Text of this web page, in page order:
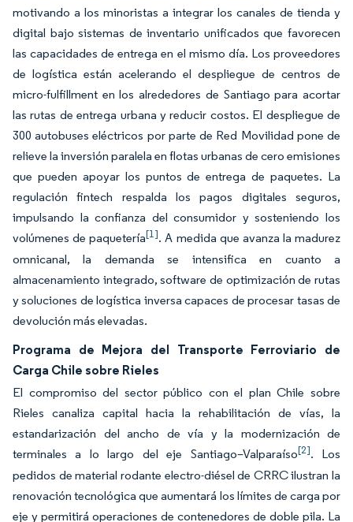
motivando a los minoristas a integrar los canales de tienda y
digital bajo sistemas de inventario unificados que favorecen
las capacidades de entrega en el mismo día. Los proveedores
de logística están acelerando el despliegue de centros de
micro-fulfillment en los alrededores de Santiago para acortar
las rutas de entrega urbana y reducir costos. El despliegue de
300 autobuses eléctricos por parte de Red Movilidad pone de
relieve la inversión paralela en flotas urbanas de cero emisiones
que pueden apoyar los puntos de entrega de paquetes. La
regulación fintech respalda los pagos digitales seguros,
impulsando la confianza del consumidor y sosteniendo los
volúmenes de paquetería[1]. A medida que avanza la madurez
omnicanal, la demanda se intensifica en cuanto a
almacenamiento integrado, software de optimización de rutas
y soluciones de logística inversa capaces de procesar tasas de
devolución más elevadas.
Programa de Mejora del Transporte Ferroviario de
Carga Chile sobre Rieles
El compromiso del sector público con el plan Chile sobre
Rieles canaliza capital hacia la rehabilitación de vías, la
estandarización del ancho de vía y la modernización de
terminales a lo largo del eje Santiago–Valparaíso[2]. Los
pedidos de material rodante electro-diésel de CRRC ilustran la
renovación tecnológica que aumentará los límites de carga por
eje y permitirá operaciones de contenedores de doble pila. La